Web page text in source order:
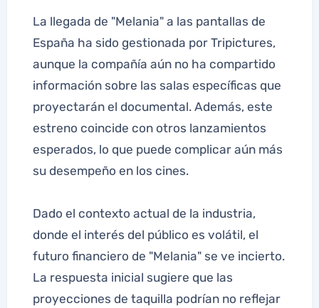
La llegada de "Melania" a las pantallas de
España ha sido gestionada por Tripictures,
aunque la compañía aún no ha compartido
información sobre las salas específicas que
proyectarán el documental. Además, este
estreno coincide con otros lanzamientos
esperados, lo que puede complicar aún más
su desempeño en los cines.
Dado el contexto actual de la industria,
donde el interés del público es volátil, el
futuro financiero de "Melania" se ve incierto.
La respuesta inicial sugiere que las
proyecciones de taquilla podrían no reflejar